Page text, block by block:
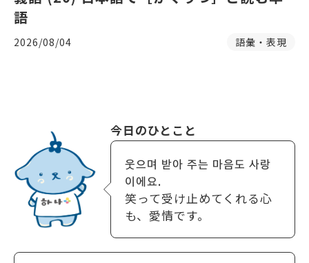
語
2026/08/04 語彙・表現
今日のひとこと
웃으며 받아 주는 마음도 사랑
이에요.
笑って受け止めてくれる心
も、愛情です。